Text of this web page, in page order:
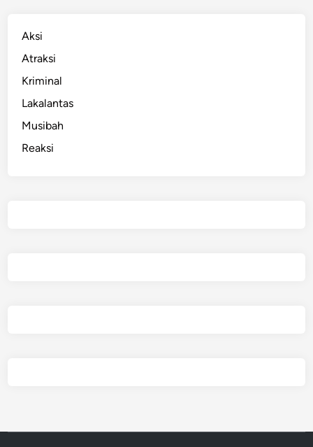
Aksi
Atraksi
Kriminal
Lakalantas
Musibah
Reaksi